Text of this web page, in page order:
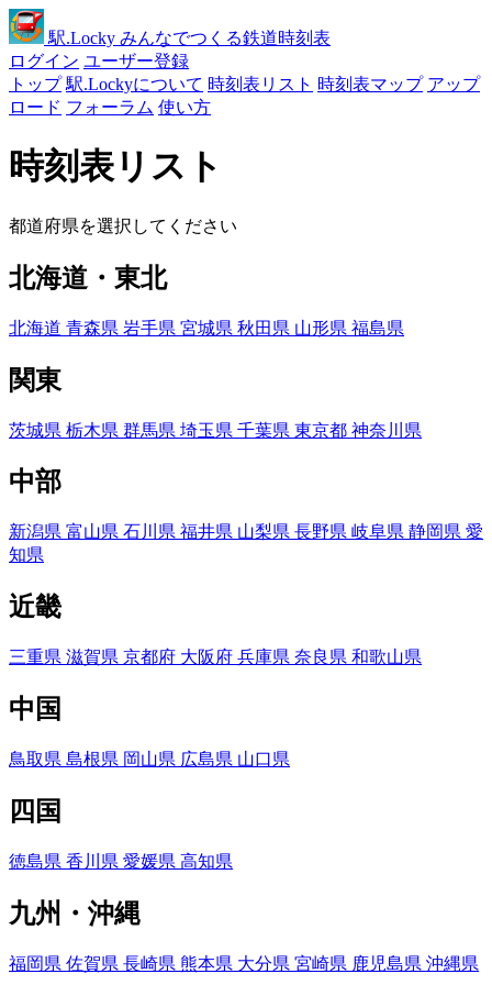
駅.Locky みんなでつくる鉄道時刻表
ログイン ユーザー登録
トップ 駅.Lockyについて 時刻表リスト 時刻表マップ アップ
ロード フォーラム 使い方
時刻表リスト
都道府県を選択してください
北海道・東北
北海道 青森県 岩手県 宮城県 秋田県 山形県 福島県
関東
茨城県 栃木県 群馬県 埼玉県 千葉県 東京都 神奈川県
中部
新潟県 富山県 石川県 福井県 山梨県 長野県 岐阜県 静岡県 愛
知県
近畿
三重県 滋賀県 京都府 大阪府 兵庫県 奈良県 和歌山県
中国
鳥取県 島根県 岡山県 広島県 山口県
四国
徳島県 香川県 愛媛県 高知県
九州・沖縄
福岡県 佐賀県 長崎県 熊本県 大分県 宮崎県 鹿児島県 沖縄県